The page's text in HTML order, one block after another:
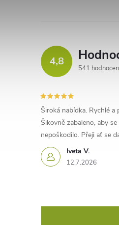
4,8
541
Iveta V.
12.7.2026
Široká nabídka. Rychlé a
Šikovně zabaleno, aby
nepoškodilo. Přeji ať se